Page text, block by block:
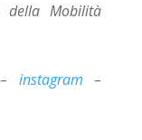
della Mobilità
instagram –